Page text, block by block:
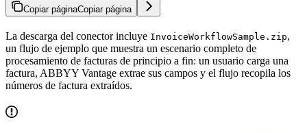
Copiar páginaCopiar página
La descarga del conector incluye InvoiceWorkflowSample.zip,
un flujo de ejemplo que muestra un escenario completo de
procesamiento de facturas de principio a fin: un usuario carga una
factura, ABBYY Vantage extrae sus campos y el flujo recopila los
números de factura extraídos.